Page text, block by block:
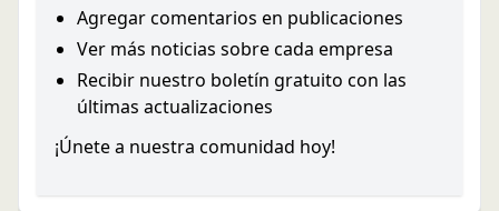
Agregar comentarios en publicaciones
Ver más noticias sobre cada empresa
Recibir nuestro boletín gratuito con las
últimas actualizaciones
¡Únete a nuestra comunidad hoy!